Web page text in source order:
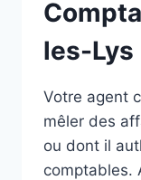
les-Lys
Votre agent
mêler des
ou dont il
comptables.